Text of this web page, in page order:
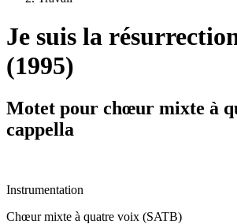
Je suis la
(1995)
Motet pour chœur mixte à
cappella
Instrumentation
Chœur mixte à quatre voix (SATB)